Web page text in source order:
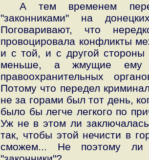
А тем временем
"законниками" на
Поговаривают, что
провоцировала конфликты
и с той, и с другой стороны
меньше, а жмущие ему
правоохранительных
Потому что передел
не за горами был тот день,
было бы легче легкого по
Уж не в этом ли
так, чтобы этой нечисти в
сможем... Не поэтому